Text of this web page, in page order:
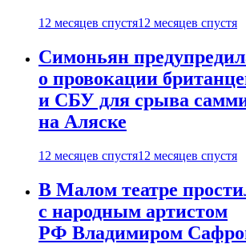
12 месяцев спустя12 месяцев спустя
Симоньян
о провокации
и СБУ для срыва
на Аляске
12 месяцев спустя12 месяцев спустя
В Малом театре
с народным артистом
РФ Владимиром